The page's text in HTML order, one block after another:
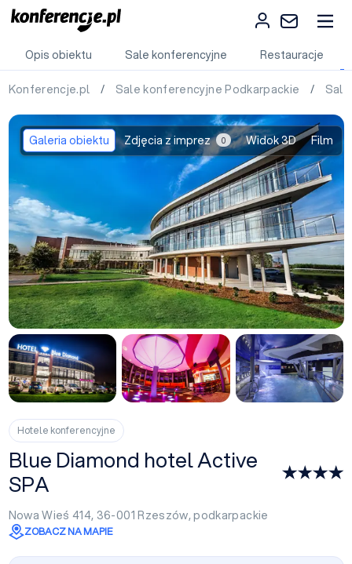
Opis obiektu Sale konferencyjne Restauracje
Konferencje.pl / Sale konferencyjne Podkarpackie /
Galeria obiektu Zdjęcia z imprez 0 Widok 3D Film
Hotele konferencyjne
Blue Diamond hotel Active
SPA
Nowa Wieś 414, 36-001Rzeszów,podkarpackie
ZOBACZ NA MAPIE